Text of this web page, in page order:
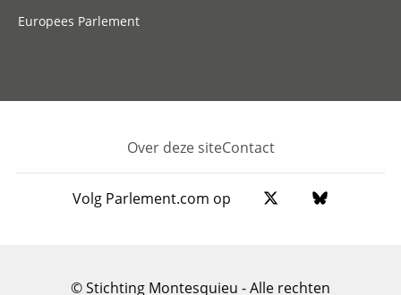
Europees Parlement
Footer
Over deze siteContact
Volg Parlement.com op
© Stichting Montesquieu - Alle rechten